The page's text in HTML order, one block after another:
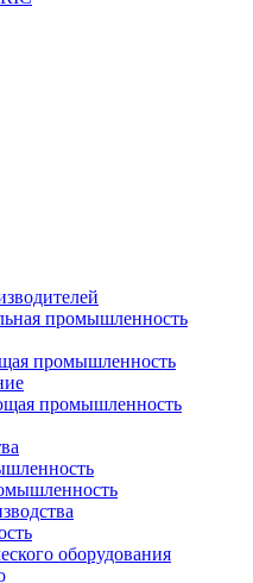
промышленность
промышленность
промышленность
оборудования